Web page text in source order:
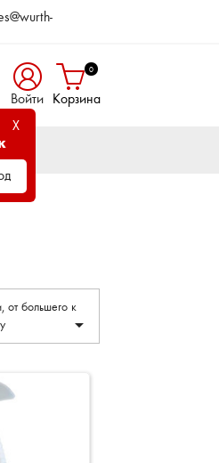
Войти
X
0
Корзина
от большего к
